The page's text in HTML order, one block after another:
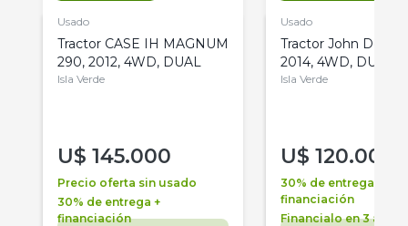
Usado
Tractor CASE IH MAGNUM
290, 2012, 4WD, DUAL
Isla Verde
U$ 145.000
Precio oferta sin usado
30% de entrega +
financiación
Usado
Tractor John Deere
2014, 4WD, DUAL
Isla Verde
U$ 120.000
30% de entrega +
financiación
Financialo en 3 años